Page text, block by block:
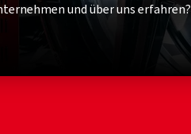
und über uns erfahren?